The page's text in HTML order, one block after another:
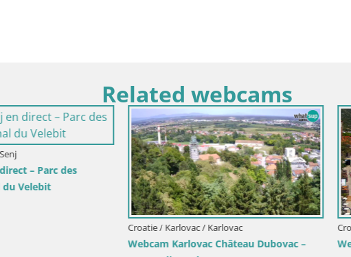
Related webcams
Webcam Karlovac Château Dubovac –
Croatie / Split-Dalmatie / Bol
Webcam Bol Centre-Ville &